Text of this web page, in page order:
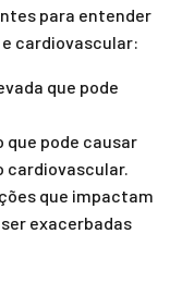
para entender
cardiovascular:
que pode
que pode causar
cardiovascular.
que impactam
exacerbadas